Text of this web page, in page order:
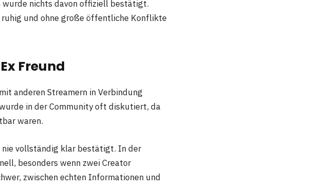
nichts davon offiziell bestätigt.
und ohne große öffentliche Konflikte
Freund
anderen Streamern in Verbindung
in der Community oft diskutiert, da
waren.
nie vollständig klar bestätigt. In der
besonders wenn zwei Creator
zwischen echten Informationen und